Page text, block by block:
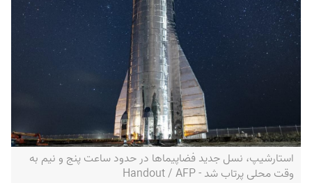
استارشیپ، نسل جدید فضاپیماها در حدود ساعت پنج و نیم به
وقت محلی پرتاب شد - Handout / AFP